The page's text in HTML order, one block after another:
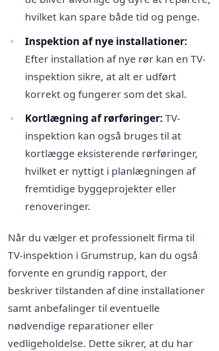
hvilket kan spare både tid og penge.
Inspektion af nye installationer:
Efter installation af nye rør kan en TV-
inspektion sikre, at alt er udført
korrekt og fungerer som det skal.
Kortlægning af rørføringer: TV-
inspektion kan også bruges til at
kortlægge eksisterende rørføringer,
hvilket er nyttigt i planlægningen af
fremtidige byggeprojekter eller
renoveringer.
Når du vælger et professionelt firma til
TV-inspektion i Grumstrup, kan du også
forvente en grundig rapport, der
beskriver tilstanden af dine installationer
samt anbefalinger til eventuelle
nødvendige reparationer eller
vedligeholdelse. Dette sikrer, at du har